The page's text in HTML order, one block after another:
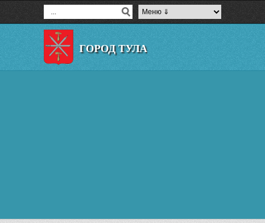
ГОРОД ТУЛА